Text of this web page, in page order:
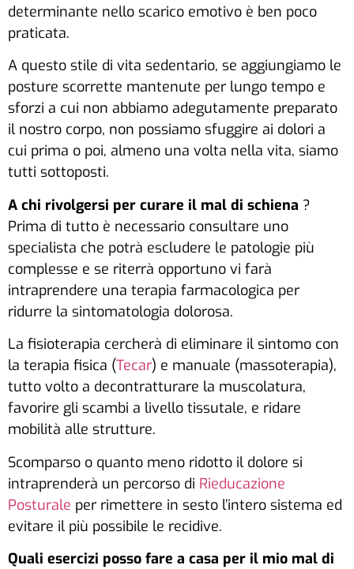
determinante nello scarico emotivo è ben poco
praticata.
A questo stile di vita sedentario, se aggiungiamo le
posture scorrette mantenute per lungo tempo e
sforzi a cui non abbiamo adegutamente preparato
il nostro corpo, non possiamo sfuggire ai dolori a
cui prima o poi, almeno una volta nella vita, siamo
tutti sottoposti.
A chi rivolgersi per curare il mal di schiena ?
Prima di tutto è necessario consultare uno
specialista che potrà escludere le patologie più
complesse e se riterrà opportuno vi farà
intraprendere una terapia farmacologica per
ridurre la sintomatologia dolorosa.
La fisioterapia cercherà di eliminare il sintomo con
la terapia fisica (Tecar) e manuale (massoterapia),
tutto volto a decontratturare la muscolatura,
favorire gli scambi a livello tissutale, e ridare
mobilità alle strutture.
Scomparso o quanto meno ridotto il dolore si
intraprenderà un percorso di Rieducazione
Posturale per rimettere in sesto l’intero sistema ed
evitare il più possibile le recidive.
Quali esercizi posso fare a casa per il mio mal di